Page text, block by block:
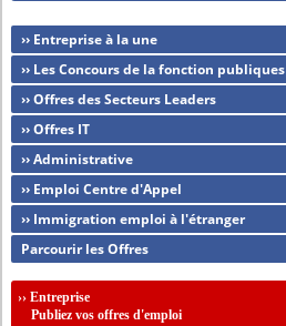
›› Entreprise à la une
›› Les Concours de la fonction publiques
›› Offres des Secteurs Leaders
›› Offres IT
›› Administrative
›› Emploi Centre d'Appel
›› Immigration emploi à l'étranger
Parcourir les Offres
››Entreprise
Publiez vos offres d'emploi